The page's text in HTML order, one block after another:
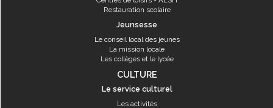
Restauration scolaire
Jeunsesse
Le conseil local des jeunes
La mission locale
Les collèges et le lycée
CULTURE
Le service culturel
Les activités